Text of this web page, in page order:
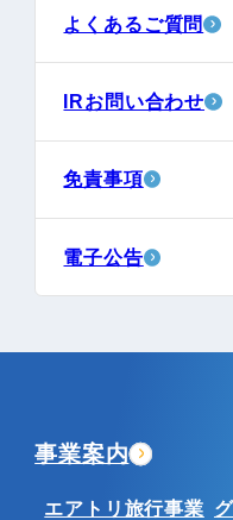
よくあるご質問
IRお問い合わせ
免責事項
電子公告
事業案内
エアトリ旅行事業